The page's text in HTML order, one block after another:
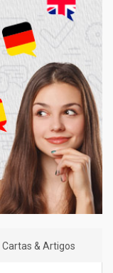
Cartas & Artigos